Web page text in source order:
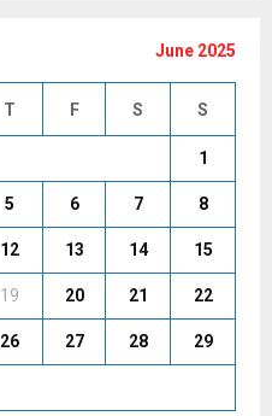
June 2025
T F S S
1
5 6 7 8
12 13 14 15
19 20 21 22
26 27 28 29